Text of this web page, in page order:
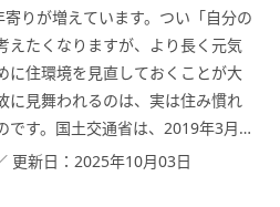
りが増えています。つい「自分の
えたくなりますが、より長く元気
に住環境を見直しておくことが大
に見舞われるのは、実は住み慣れ
です。国土交通省は、2019年3月に
のためのガイドライン」を公
更新日：2025年10月03日